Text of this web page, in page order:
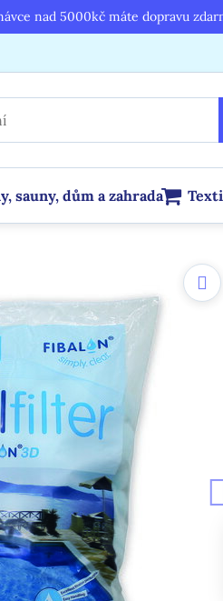
nad 5000kč máte dopravu
sauny, dům a zahrada